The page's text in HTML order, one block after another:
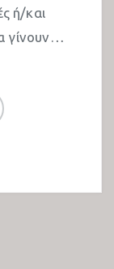
ή/και
γίνουν…